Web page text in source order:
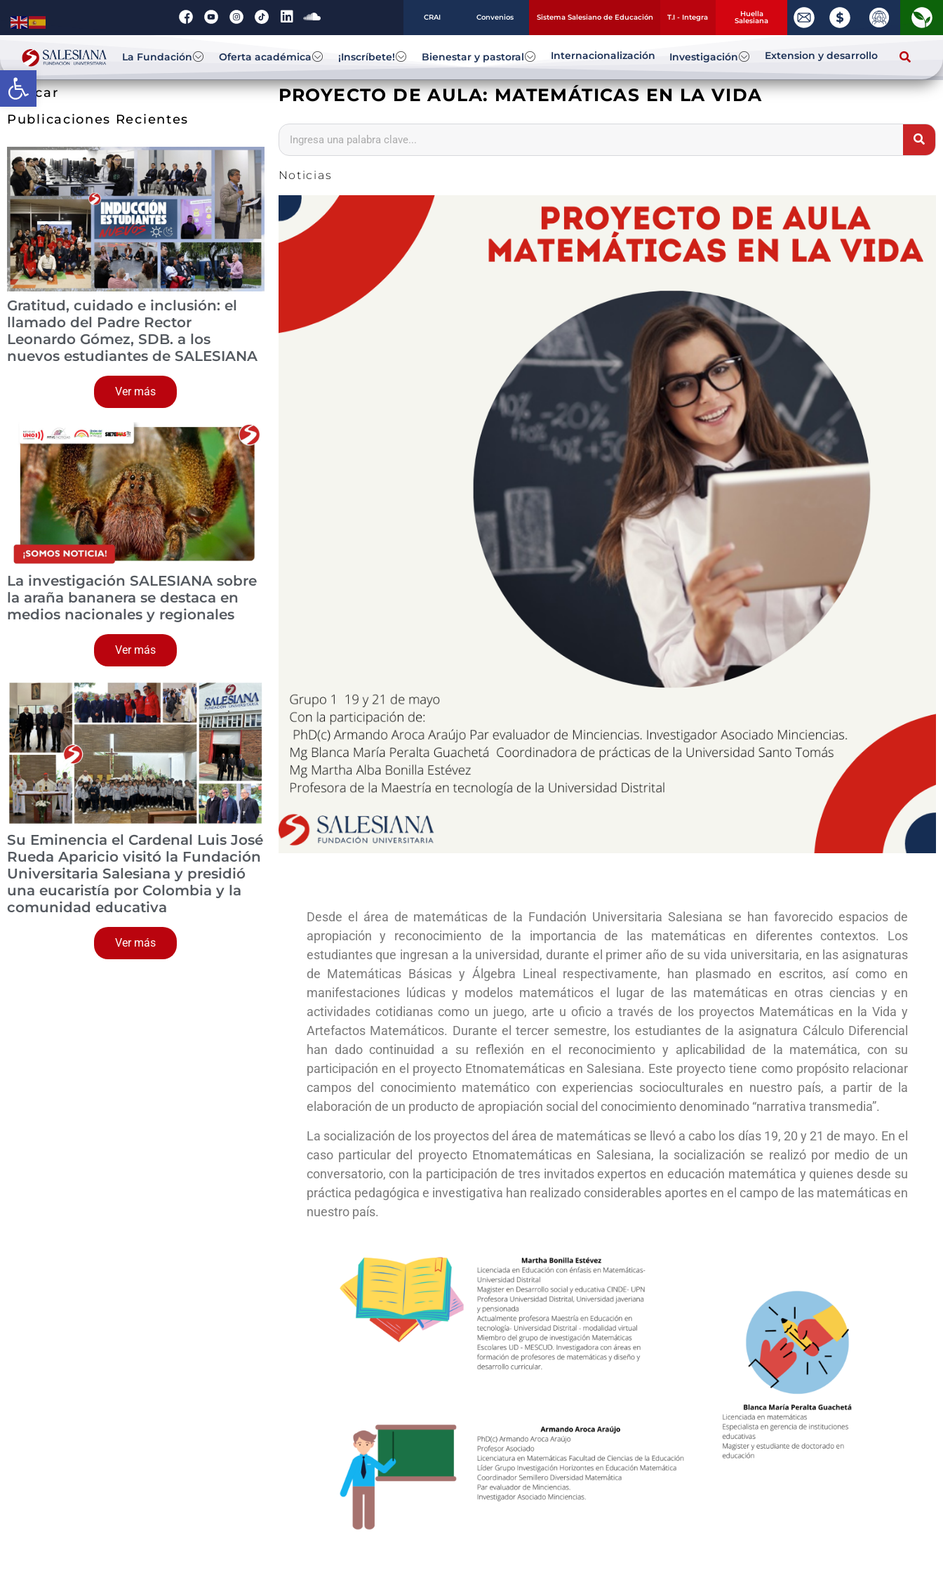
Abrir barra de herramientas
CRAI Convenios Sistema Salesiano de Educación T.I - Integra Huella
Salesiana
La Fundación Oferta académica ¡Inscríbete! Bienestar y pastoral Internacionalización Investigación Extension y desarrollo
Buscar
Publicaciones Recientes
Gratitud, cuidado e inclusión: el
llamado del Padre Rector
Leonardo Gómez, SDB. a los
nuevos estudiantes de SALESIANA
Ver más
La investigación SALESIANA sobre
la araña bananera se destaca en
medios nacionales y regionales
Ver más
Su Eminencia el Cardenal Luis José
Rueda Aparicio visitó la Fundación
Universitaria Salesiana y presidió
una eucaristía por Colombia y la
comunidad educativa
Ver más
PROYECTO DE AULA: MATEMÁTICAS EN LA VIDA
Noticias
Desde el área de matemáticas de la Fundación Universitaria Salesiana se han favorecido espacios de
apropiación y reconocimiento de la importancia de las matemáticas en diferentes contextos. Los
estudiantes que ingresan a la universidad, durante el primer año de su vida universitaria, en las asignaturas
de Matemáticas Básicas y Álgebra Lineal respectivamente, han plasmado en escritos, así como en
manifestaciones lúdicas y modelos matemáticos el lugar de las matemáticas en otras ciencias y en
actividades cotidianas como un juego, arte u oficio a través de los proyectos Matemáticas en la Vida y
Artefactos Matemáticos. Durante el tercer semestre, los estudiantes de la asignatura Cálculo Diferencial
han dado continuidad a su reflexión en el reconocimiento y aplicabilidad de la matemática, con su
participación en el proyecto Etnomatemáticas en Salesiana. Este proyecto tiene como propósito relacionar
campos del conocimiento matemático con experiencias socioculturales en nuestro país, a partir de la
elaboración de un producto de apropiación social del conocimiento denominado “narrativa transmedia”.
La socialización de los proyectos del área de matemáticas se llevó a cabo los días 19, 20 y 21 de mayo. En el
caso particular del proyecto Etnomatemáticas en Salesiana, la socialización se realizó por medio de un
conversatorio, con la participación de tres invitados expertos en educación matemática y quienes desde su
práctica pedagógica e investigativa han realizado considerables aportes en el campo de las matemáticas en
nuestro país.